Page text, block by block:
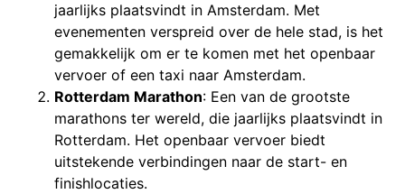
jaarlijks plaatsvindt in Amsterdam. Met
evenementen verspreid over de hele stad, is het
gemakkelijk om er te komen met het openbaar
vervoer of een taxi naar Amsterdam.
Rotterdam Marathon: Een van de grootste
marathons ter wereld, die jaarlijks plaatsvindt in
Rotterdam. Het openbaar vervoer biedt
uitstekende verbindingen naar de start- en
finishlocaties.